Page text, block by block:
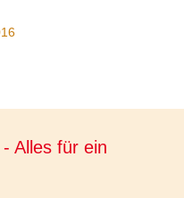
Alles für ein